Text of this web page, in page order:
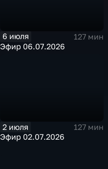
6 июля
127 мин
Эфир 06.07.2026
2 июля
127 мин
Эфир 02.07.2026